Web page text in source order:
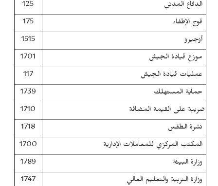
الدفاع المدني
125
فوج الإطفاء
175
أوجيرو
1515
موزع قيادة الجيش
1701
عمليات قيادة الجيش
117
حماية المستهلك
1739
ضريبة على القيمة المضافة
1710
نشرة الطقس
1718
المكتب المركزي للمعاملات الإدارية
1700
وزارة البيئة
1789
وزارة التربية والتعليم العالي
1747